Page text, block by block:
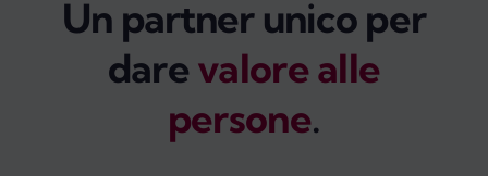
Impegno Sociale
Un partner unico per
darevalore alle
persone.